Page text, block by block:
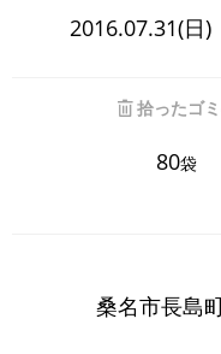
2016.07.31(日)
拾ったゴ
80袋
桑名市長島